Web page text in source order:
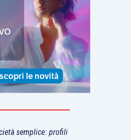
semplice: profili